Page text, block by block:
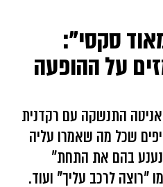
סקסי":
על ההופעה
התנשקה עם רקדנית
שכל מה שאמרו עליה
בהם את התחת"
"רוצה לרכב עליך" ועוד.